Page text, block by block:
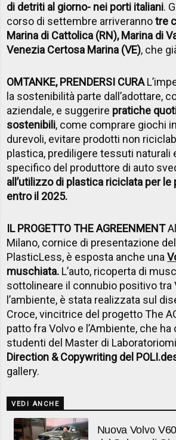
di detriti al giorno- nei porti italiani.
corso di settembre arriverannotre
Marina di Cattolica (RN), Marina di
Venezia Certosa Marina (VE), che
OMTANKE, PRENDERSI CURA
la sostenibilità parte dall’adottare,
aziendale, e suggerire pratiche
sostenibili, come comprare giochi
durevoli, evitare prodotti non
plastica, prediligere tessuti naturali
specifico del produttore di auto
all’utilizzo di plastica riciclata per
entro il 2025.
IL PROGETTO THE AGREENMENT
Milano, cornice di presentazione
PlasticLess, è esposta anche una
muschiata. L’auto, ricoperta di
sottolineare il connubio positivo tra
l’ambiente, è stata realizzata sul
Croce, vincitrice del progetto The
patto fra Volvo e l’Ambiente, che
studenti del Master di
Direction & Copywriting del
gallery.
VEDI ANCHE
Nuova Volvo